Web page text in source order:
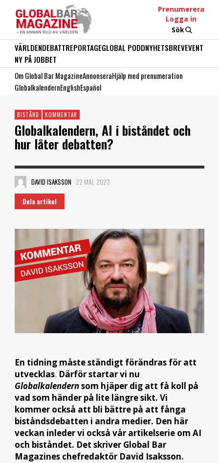
Prenumerera
Logga in
Sök
VÄRLDENDEBATTREPORTAGEGLOBAL PODDNYHETSBREVEVENT
NY PÅ JOBBET
Om Global Bar MagazineAnnonseraHjälp med prenumeration
GlobalkalendernEnglishEspañol
BISTÅND KOMMENTAR
Globalkalendern, AI i biståndet och
hur låter debatten?
DAVID ISAKSSON 22 MAJ, 2023
Dela artikel
En tidning måste ständigt förändras för att
utvecklas. Därför startar vi nu
Globalkalendernsom hjäper dig att få koll på
vad som händer på lite längre sikt. Vi
kommer också att bli bättre på att fånga
biståndsdebatten i andra medier. Den här
veckan inleder vi också vår artikelserie om AI
och biståndet. Det skriver Global Bar
Magazines chefredaktör David Isaksson.